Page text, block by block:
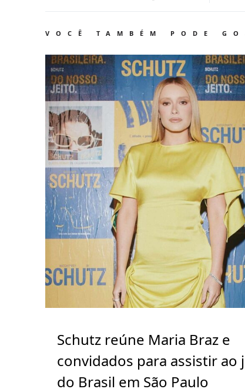
VOCÊ TAMBÉM PODE
Schutz reúne Maria Braz e
convidados para assistir ao
do Brasil em São Paulo